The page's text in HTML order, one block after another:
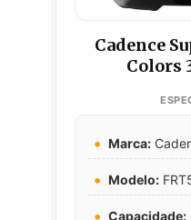
Cadence
Colors
Marca:
Modelo:
Capacidade: